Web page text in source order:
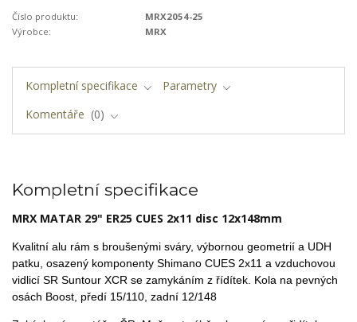
Číslo produktu:
MRX2054-25
Výrobce:
MRX
Kompletní specifikace
Parametry
Komentáře
0
Kompletní specifikace
MRX MATAR 29" ER25 CUES 2x11 disc 12x148mm
Kvalitní alu rám s broušenými sváry, výbornou geometrií a UDH
patku, osazený komponenty Shimano CUES 2x11 a vzduchovou
vidlicí SR Suntour XCR se zamykáním z řídítek. Kola na pevných
osách Boost, předí 15/110, zadní 12/148